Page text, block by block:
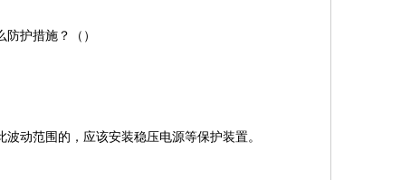
护措施？（）
动范围的，应该安装稳压电源等保护装置。